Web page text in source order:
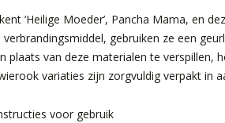
‘Heilige Moeder’, Pancha Mama, en
gebruiken ze een
plaats van deze materialen te verspillen,
variaties zijn zorgvuldig verpakt
voor gebruik